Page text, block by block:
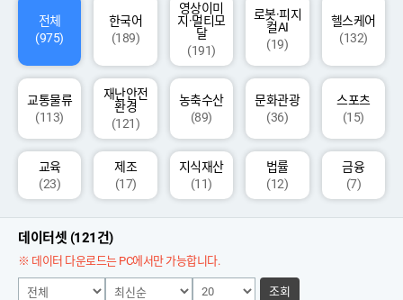
AI 개발지원
고객지원
전체
(975)
한국어
(189)
영상이미
지·멀티모
달
(191)
로봇·피지
컬AI
(19)
헬스케어
(132)
교통물류
(113)
재난안전
환경
(121)
농축수산
(89)
문화관광
(36)
스포츠
(15)
교육
(23)
제조
(17)
지식재산
(11)
법률
(12)
금융
(7)
데이터셋 (121건)
※ 데이터 다운로드는 PC에서만 가능합니다.
조회